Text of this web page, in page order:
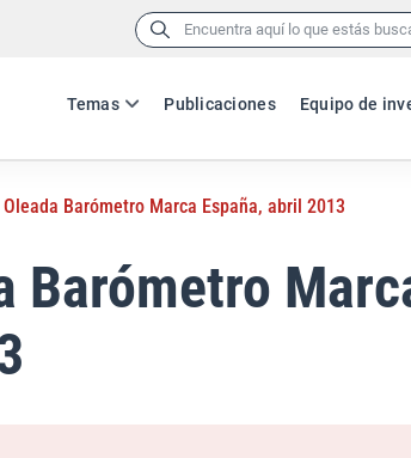
Buscar:
Temas Publicaciones Equipo de
Oleada Barómetro Marca España, abril 2013
Barómetro